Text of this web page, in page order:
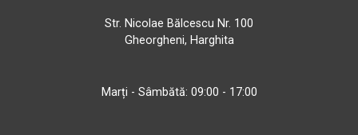
Str. Nicolae Bălcescu Nr. 100
Gheorgheni, Harghita
Marți - Sâmbătă: 09:00 - 17:00